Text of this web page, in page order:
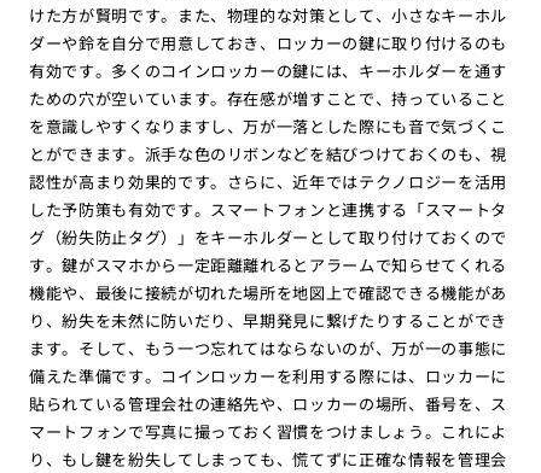
けた方が賢明です。また、物理的な対策として、小さなキーホル
ダーや鈴を自分で用意しておき、ロッカーの鍵に取り付けるのも
有効です。多くのコインロッカーの鍵には、キーホルダーを通す
ための穴が空いています。存在感が増すことで、持っていること
を意識しやすくなりますし、万が一落とした際にも音で気づくこ
とができます。派手な色のリボンなどを結びつけておくのも、視
認性が高まり効果的です。さらに、近年ではテクノロジーを活用
した予防策も有効です。スマートフォンと連携する「スマートタ
グ（紛失防止タグ）」をキーホルダーとして取り付けておくので
す。鍵がスマホから一定距離離れるとアラームで知らせてくれる
機能や、最後に接続が切れた場所を地図上で確認できる機能があ
り、紛失を未然に防いだり、早期発見に繋げたりすることができ
ます。そして、もう一つ忘れてはならないのが、万が一の事態に
備えた準備です。コインロッカーを利用する際には、ロッカーに
貼られている管理会社の連絡先や、ロッカーの場所、番号を、ス
マートフォンで写真に撮っておく習慣をつけましょう。これによ
り、もし鍵を紛失してしまっても、慌てずに正確な情報を管理会